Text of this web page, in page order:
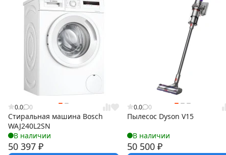
0.0 0
Стиральная машина Bosch
WAJ240L2SN
В наличии
50 397 ₽
0.0 0
Пылесос Dyson V15
В наличии
50 500 ₽